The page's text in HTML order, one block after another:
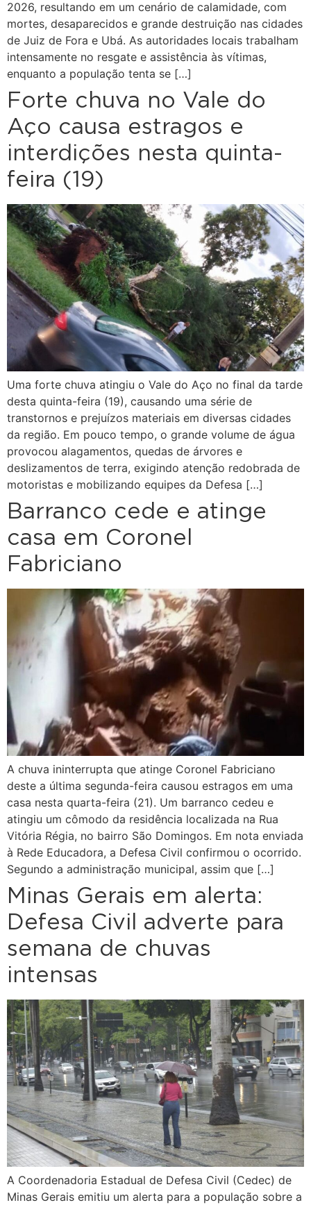
2026, resultando em um cenário de calamidade, com
mortes, desaparecidos e grande destruição nas cidades
de Juiz de Fora e Ubá. As autoridades locais trabalham
intensamente no resgate e assistência às vítimas,
enquanto a população tenta se […]
Forte chuva no Vale do
Aço causa estragos e
interdições nesta quinta-
feira (19)
Uma forte chuva atingiu o Vale do Aço no final da tarde
desta quinta-feira (19), causando uma série de
transtornos e prejuízos materiais em diversas cidades
da região. Em pouco tempo, o grande volume de água
provocou alagamentos, quedas de árvores e
deslizamentos de terra, exigindo atenção redobrada de
motoristas e mobilizando equipes da Defesa […]
Barranco cede e atinge
casa em Coronel
Fabriciano
A chuva ininterrupta que atinge Coronel Fabriciano
deste a última segunda-feira causou estragos em uma
casa nesta quarta-feira (21). Um barranco cedeu e
atingiu um cômodo da residência localizada na Rua
Vitória Régia, no bairro São Domingos. Em nota enviada
à Rede Educadora, a Defesa Civil confirmou o ocorrido.
Segundo a administração municipal, assim que […]
Minas Gerais em alerta:
Defesa Civil adverte para
semana de chuvas
intensas
A Coordenadoria Estadual de Defesa Civil (Cedec) de
Minas Gerais emitiu um alerta para a população sobre a